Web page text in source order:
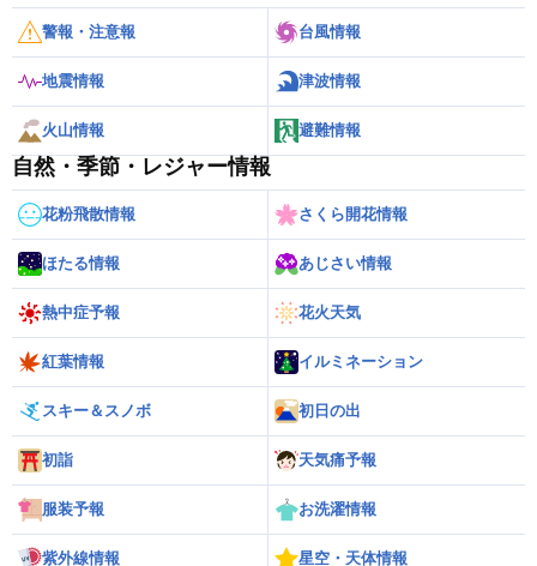
警報・注意報 台風情報
地震情報 津波情報
火山情報 避難情報
自然・季節・レジャー情報
花粉飛散情報 さくら開花情報
ほたる情報 あじさい情報
熱中症予報 花火天気
紅葉情報 イルミネーション
スキー＆スノボ 初日の出
初詣 天気痛予報
服装予報 お洗濯情報
紫外線情報 星空・天体情報